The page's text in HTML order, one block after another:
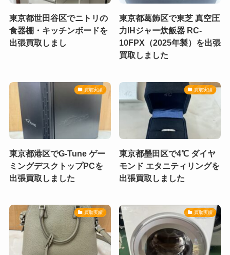
東京都世田谷区でニトリの
食器棚・キッチンボードを
出張買取しまし
東京都葛飾区で東芝 真空圧
力IHジャー炊飯器 RC-
10FPX（2025年製）を出張
買取しました
買取実績
東京都港区でG-Tune ゲー
ミングデスクトップPCを
出張買取しました
買取実績
東京都墨田区で4℃ ダイヤ
モンド エタニティリングを
出張買取しました
買取実績 買取実績